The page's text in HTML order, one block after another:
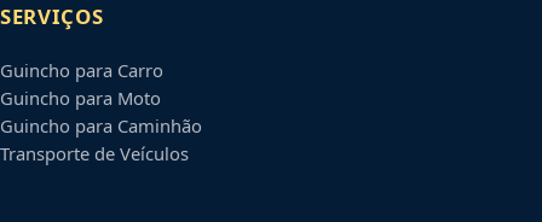
SERVIÇOS
Guincho para Carro
Guincho para Moto
Guincho para Caminhão
Transporte de Veículos